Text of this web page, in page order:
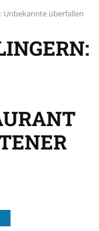
Unbekannte überfallen